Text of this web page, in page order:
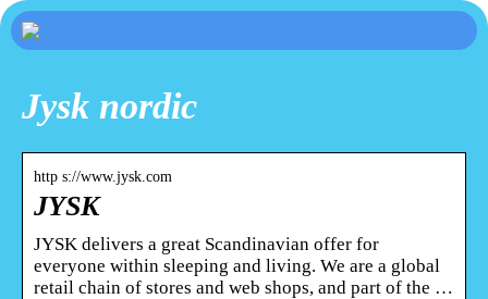
Jysk nordic
http s://www.jysk.com
JYSK
JYSK delivers a great Scandinavian offer for
everyone within sleeping and living. We are a global
retail chain of stores and web shops, and part of the …